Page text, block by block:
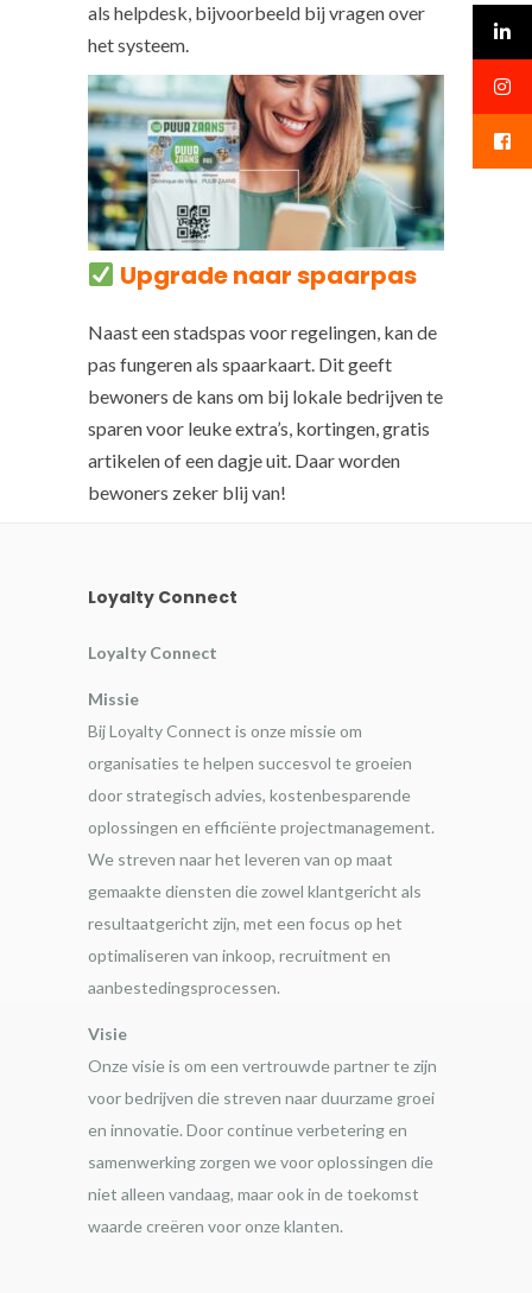
als helpdesk, bijvoorbeeld bij vragen over
het systeem.
Upgrade naar spaarpas
Naast een stadspas voor regelingen, kan de
pas fungeren als spaarkaart. Dit geeft
bewoners de kans om bij lokale bedrijven te
sparen voor leuke extra’s, kortingen, gratis
artikelen of een dagje uit. Daar worden
bewoners zeker blij van!
Loyalty Connect
Loyalty Connect
Missie
Bij Loyalty Connect is onze missie om
organisaties te helpen succesvol te groeien
door strategisch advies, kostenbesparende
oplossingen en efficiënte projectmanagement.
We streven naar het leveren van op maat
gemaakte diensten die zowel klantgericht als
resultaatgericht zijn, met een focus op het
optimaliseren van inkoop, recruitment en
aanbestedingsprocessen.
Visie
Onze visie is om een vertrouwde partner te zijn
voor bedrijven die streven naar duurzame groei
en innovatie. Door continue verbetering en
samenwerking zorgen we voor oplossingen die
niet alleen vandaag, maar ook in de toekomst
waarde creëren voor onze klanten.